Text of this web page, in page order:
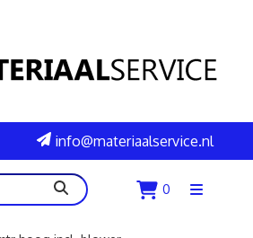
info@materiaalservice.nl
zoeken 0
Menu